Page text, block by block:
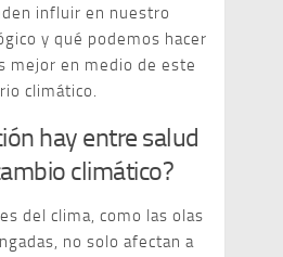
influir en nuestro
y qué podemos hacer
mejor en medio de este
climático.
hay entre salud
climático?
del clima, como las olas
no solo afectan a